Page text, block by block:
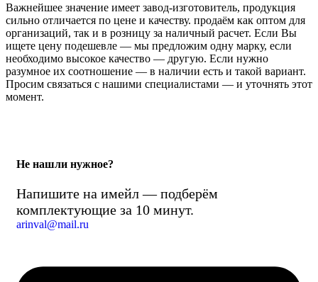
Важнейшее значение имеет завод-изготовитель, продукция
сильно отличается по цене и качеству. продаём как оптом для
организаций, так и в розницу за наличный расчет. Если Вы
ищете цену подешевле — мы предложим одну марку, если
необходимо высокое качество — другую. Если нужно
разумное их соотношение — в наличии есть и такой вариант.
Просим связаться с нашими специалистами — и уточнять этот
момент.
Не нашли нужное?
Напишите на имейл — подберём
комплектующие за 10 минут.
arinval@mail.ru